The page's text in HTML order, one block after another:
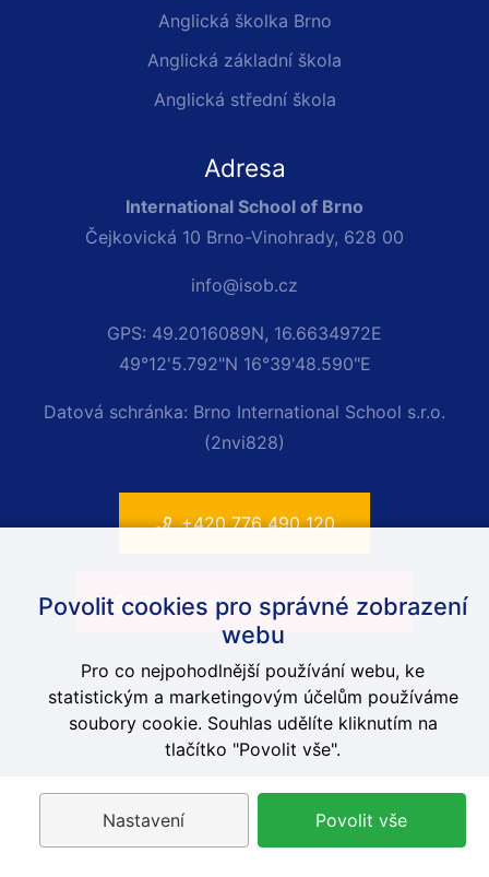
Anglická školka Brno
Anglická základní škola
Anglická střední škola
Adresa
International School of Brno
Čejkovická 10 Brno-Vinohrady, 628 00
info@isob.cz
GPS: 49.2016089N, 16.6634972E
49°12'5.792"N 16°39'48.590"E
Datová schránka: Brno International School s.r.o.
(2nvi828)
+420 776 490 120
Dohodněte si návštěvu školy
© 2014-2026 Anglická škola Brno, ISOB
Web-Klub.cz
Contimex
Povolit cookies pro správné zobrazení
webu
Pro co nejpohodlnější používání webu, ke
statistickým a marketingovým účelům používáme
soubory cookie. Souhlas udělíte kliknutím na
tlačítko "Povolit vše".
Nastavení Povolit vše